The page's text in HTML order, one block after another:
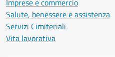
Imprese e commercio
Salute, benessere e assistenza
Servizi Cimiteriali
Vita lavorativa